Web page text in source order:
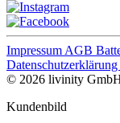
Impressum AGB
Datenschutzerklärung
© 2026 livinity
Kundenbild